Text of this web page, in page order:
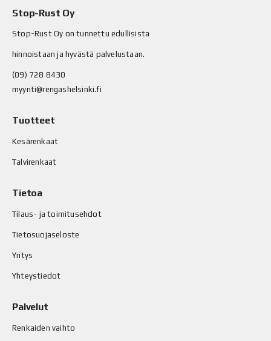
Stop-Rust Oy
Stop-Rust Oy on tunnettu edullisista
hinnoistaan ja hyvästä palvelustaan.
(09) 728 8430
myynti@rengashelsinki.fi
Tuotteet
Kesärenkaat
Talvirenkaat
Tietoa
Tilaus- ja toimitusehdot
Tietosuojaseloste
Yritys
Yhteystiedot
Palvelut
Renkaiden vaihto